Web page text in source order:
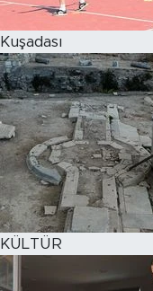
Kuşadası
KÜLTÜR